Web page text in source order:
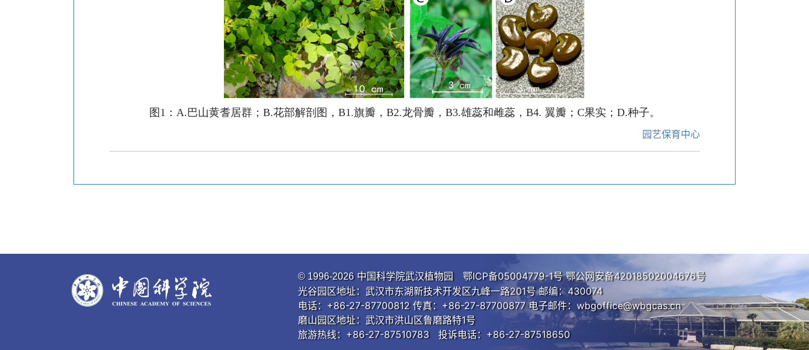
图 1 ： A.巴山黄耆居群； B.花部解剖图， B1.旗瓣， B2.龙骨瓣， B3.雄蕊和雌蕊， B4. 翼瓣； C果实； D.种子。
园艺保育中心
© 1996-2026中国科学院武汉植物园鄂ICP备05004779-1号鄂公网安备42018502004676号
光谷园区地址：武汉市东湖新技术开发区九峰一路201号 邮编：430074
电话：+86-27-87700812 传真：+86-27-87700877 电子邮件：wbgoffice@wbgcas.cn
磨山园区地址：武汉市洪山区鲁磨路特1号
旅游热线：+86-27-87510783 投诉电话：+86-27-87518650